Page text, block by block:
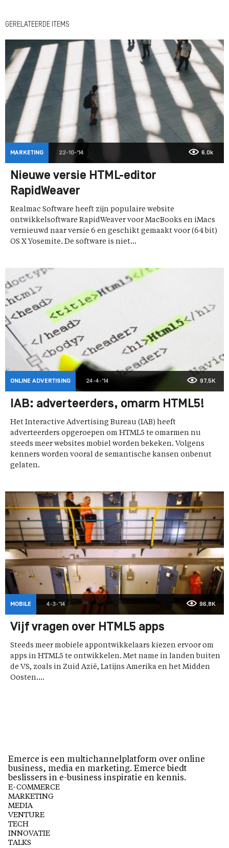
GERELATEERDE ITEMS
MARKETING 22-10-'14 6.0k
Nieuwe versie HTML-editor
RapidWeaver
Realmac Software heeft zijn populaire website
ontwikkelsoftware RapidWeaver voor MacBooks en iMacs
vernieuwd naar versie 6 en geschikt gemaakt voor (64 bit)
OS X Yosemite. De software is niet...
ONLINE ADVERTISING 24-4-'14 97,5K
IAB: adverteerders, omarm HTML5!
Het Interactive Advertising Bureau (IAB) heeft
adverteerders opgeroepen om HTML5 te omarmen nu
steeds meer websites mobiel worden bekeken. Volgens
kenners worden vooral de semantische kansen onbenut
gelaten.
MOBILE 4-3-'14 96,8K
Vijf vragen over HTML5 apps
Steeds meer mobiele appontwikkelaars kiezen ervoor om
apps in HTML5 te ontwikkelen. Met name in landen buiten
de VS, zoals in Zuid Azië, Latijns Amerika en het Midden
Oosten....
Emerce is een multichannelplatform over online
business, media en marketing. Emerce biedt
beslissers in e-business inspiratie en kennis.
E-COMMERCE
MARKETING
MEDIA
VENTURE
TECH
INNOVATIE
TALKS